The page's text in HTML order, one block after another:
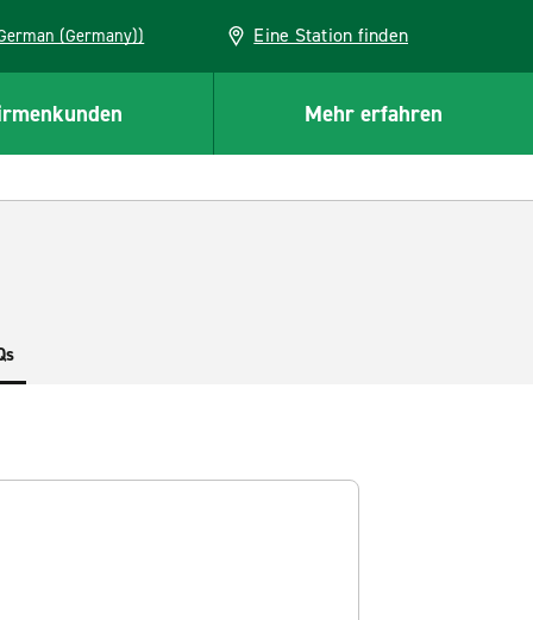
(German (Germany)) Eine Station finden
Mehr erfahren